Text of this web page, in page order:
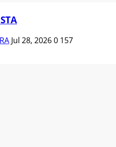
Jul 28, 20260 157